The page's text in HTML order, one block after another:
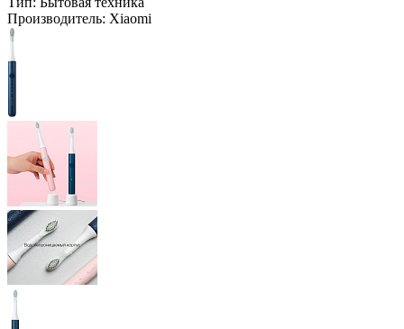
Производитель: Xiaomi